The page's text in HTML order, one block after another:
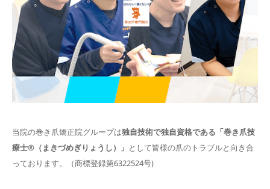
当院の巻き爪矯正院グループは独自技術で独自資格である「巻き爪技
療士®︎（まきづめぎりょうし）」 として皆様の爪のトラブルと向き合
っております。（商標登録第6322524号)
各種お問い合わせ